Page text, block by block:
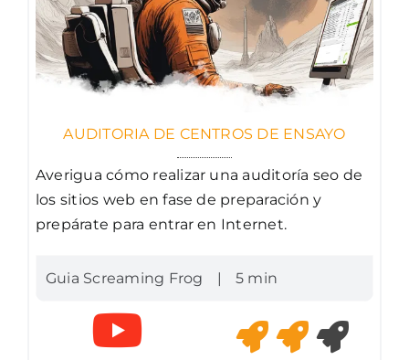
AUDITORIA DE CENTROS DE ENSAYO
Averigua cómo realizar una auditoría seo de
los sitios web en fase de preparación y
prepárate para entrar en Internet.
Guia Screaming Frog | 5 min